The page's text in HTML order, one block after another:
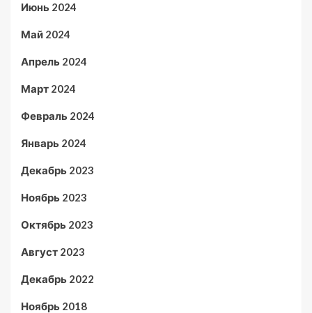
Июнь 2024
Май 2024
Апрель 2024
Март 2024
Февраль 2024
Январь 2024
Декабрь 2023
Ноябрь 2023
Октябрь 2023
Август 2023
Декабрь 2022
Ноябрь 2018